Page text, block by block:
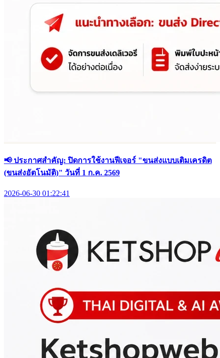
📢 ประกาศสำคัญ: ปิดการใช้งานฟีเจอร์ "ขนส่งแบบเติมเครดิต
(ขนส่งอัตโนมัติ)" วันที่ 1 ก.ค. 2569
2026-06-30 01:22:41